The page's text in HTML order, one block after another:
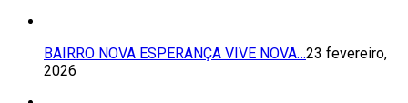
BAIRRO NOVA ESPERANÇA VIVE NOVA…23 fevereiro,
2026